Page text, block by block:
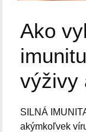
Ako
výživy
SILNÁ
akýmkoľvek